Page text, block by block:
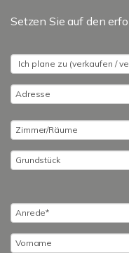
Setzen Sie auf den